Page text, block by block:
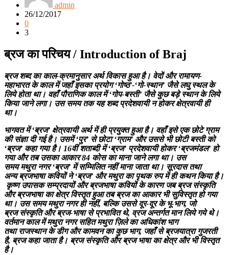
admin
26/12/2017
0
3
ब्रज का परिचय / Introduction of Braj
ब्रज शब्द का काल-क्रमानुसार अर्थ विकास हुआ है। वेदों और रामायण-
महाभारत के काल में जहाँ इसका प्रयोग ‘गोष्ठ’-‘गो-स्थान’ जैसे लघु स्थल के
लिये होता था। वहाँ पौराणिक काल में ‘गोप-बस्ती’ जैसे कुछ बड़े स्थान के लिये
किया जाने लगा। उस समय तक यह शब्द प्रदेशवायी न होकर क्षेत्रवायी ही
था।
भागवत में ‘ब्रज’ क्षेत्रवायी अर्थ में ही प्रयुक्त हुआ है। वहाँ इसे एक छोटे ग्राम
की संज्ञा दी गई है। उसमें ‘पुर’ से छोटा ‘ग्राम’ और उससे भी छोटी बस्ती को
‘ब्रज’ कहा गया है। 16वीं शताब्दी में ‘ब्रज’ प्रदेशवायी होकर ‘ब्रजमंडल’ हो
गया और तब उसका आकार 84 कोस का माना जाने लगा था। उस
समय मथुरा नगर ‘ब्रज’ में सम्मिलित नहीं माना जाता था। सूरदास तथा
अन्य ब्रजभाषा कवियों ने ‘ब्रज’ और मथुरा का पृथक रुप में ही कथन किया है।
कृष्ण उपासक सम्प्रदायों और ब्रजभाषा कवियों के कारण जब ब्रज संस्कृति
और ब्रजभाषा का क्षेत्र विस्तृत हुआ तब ब्रज का आकार भी सुविस्तृत हो गया
था। उस समय मथुरा नगर ही नहीं, बल्कि उससे दूर-दूर के भू-भाग, जो
ब्रज संस्कृति और ब्रज-भाषा से प्रभावित थे, व्रज अन्तर्गत मान लिये गये थे।
वर्तमान काल में मथुरा नगर सहित मथुरा ज़िले का अधिकांश भाग
तथा राजस्थान के डीग और कामवन का कुछ भाग, जहाँ से ब्रजयात्रा गुजरती
है, ब्रज कहा जाता है। ब्रज संस्कृति और ब्रज भाषा का क्षेत्र और भी विस्तृत
है।